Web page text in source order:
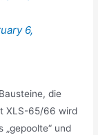
6,
die
XLS-65/66 wird
„gepoolte“ und